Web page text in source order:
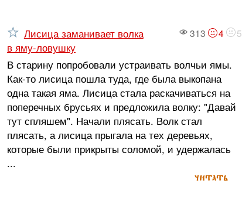
313 4 5
Лисица заманивает волка
в яму-ловушку
В старину попробовали устраивать волчьи ямы.
Как-то лисица пошла туда, где была выкопана
одна такая яма. Лисица стала раскачиваться на
поперечных брусьях и предложила волку: "Давай
тут спляшем". Начали плясать. Волк стал
плясать, а лисица прыгала на тех деревьях,
которые были прикрыты соломой, и удержалась
...
читать